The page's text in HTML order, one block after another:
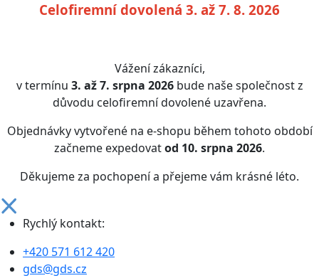
Celofiremní dovolená 3. až 7. 8. 2026
Vážení zákazníci,
v termínu 3. až 7. srpna 2026bude naše společnost z
důvodu celofiremní dovolené uzavřena.
Objednávky vytvořené na e-shopu během tohoto období
začneme expedovatod 10. srpna 2026.
Děkujeme za pochopení a přejeme vám krásné léto.
Rychlý kontakt:
+420 571 612 420
gds@gds.cz